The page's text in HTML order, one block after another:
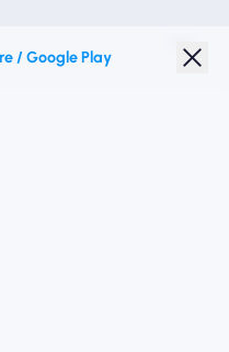
/ Google Play